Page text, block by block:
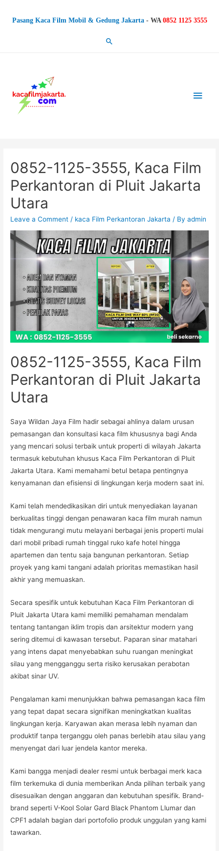
Pasang Kaca Film Mobil & Gedung Jakarta - WA 0852 1125 3555
Search
Main
0852-1125-3555, Kaca Film
Perkantoran di Pluit Jakarta
Utara
Leave a Comment / kaca Film Perkantoran Jakarta / Byadmin
0852-1125-3555, Kaca Film
Perkantoran di Pluit Jakarta
Utara
Saya Wildan Jaya Film hadir sebagai ahlinya dalam urusan
pemasangan dan konsultasi kaca film khususnya bagi Anda
yang mencari solusi terbaik untuk properti di wilayah Jakarta
termasuk kebutuhan khusus Kaca Film Perkantoran di Pluit
Jakarta Utara. Kami memahami betul betapa pentingnya
kenyamanan dan efisiensi di lingkungan kerja modern saat ini.
Kami telah mendedikasikan diri untuk menyediakan layanan
berkualitas tinggi dengan penawaran kaca film murah namun
tidak mengurangi mutu melayani berbagai jenis properti mulai
dari mobil pribadi rumah tinggal ruko kafe hotel hingga
apartemen dan tentu saja bangunan perkantoran. Setiap
proyek yang kami tangani adalah prioritas memastikan hasil
akhir yang memuaskan.
Secara spesifik untuk kebutuhan Kaca Film Perkantoran di
Pluit Jakarta Utara kami memiliki pemahaman mendalam
tentang tantangan iklim tropis dan arsitektur modern yang
sering ditemui di kawasan tersebut. Paparan sinar matahari
yang intens dapat menyebabkan suhu ruangan meningkat
silau yang mengganggu serta risiko kerusakan perabotan
akibat sinar UV.
Pengalaman kami menunjukkan bahwa pemasangan kaca film
yang tepat dapat secara signifikan meningkatkan kualitas
lingkungan kerja. Karyawan akan merasa lebih nyaman dan
produktif tanpa terganggu oleh panas berlebih atau silau yang
menyengat dari luar jendela kantor mereka.
Kami bangga menjadi dealer resmi untuk berbagai merk kaca
film terkemuka di dunia memberikan Anda pilihan terbaik yang
disesuaikan dengan anggaran dan kebutuhan spesifik. Brand-
brand seperti V-Kool Solar Gard Black Phantom Llumar dan
CPF1 adalah bagian dari portofolio produk unggulan yang kami
tawarkan.